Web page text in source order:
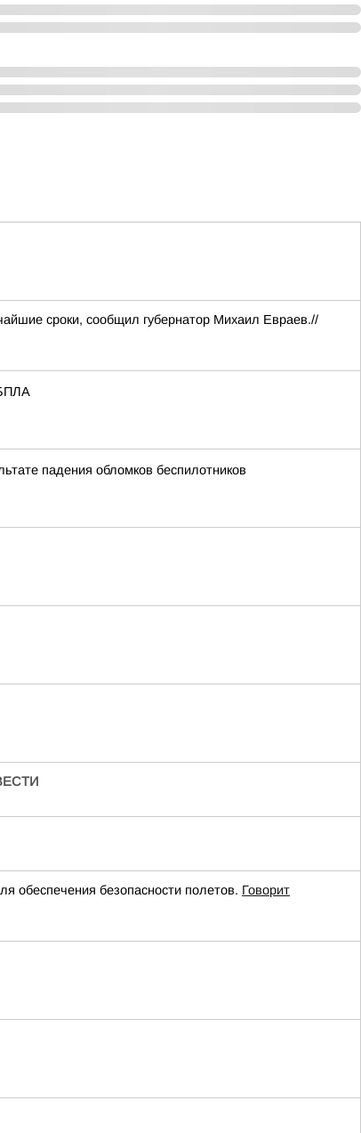
сроки, сообщил губернатор Михаил Евраев.//
падения обломков беспилотников
безопасности полетов. Говорит